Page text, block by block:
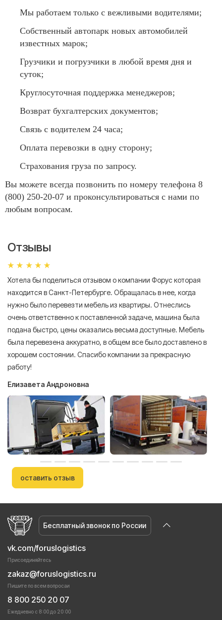
Мы работаем только с вежливыми водителями;
Собственный автопарк новых автомобилей
известных марок;
Грузчики и погрузчики в любой время дня и
суток;
Круглосуточная поддержка менеджеров;
Возврат бухгалтерских документов;
Связь с водителем 24 часа;
Оплата перевозки в одну сторону;
Страхования груза по запросу.
Вы можете всегда позвонить по номеру телефона 8
(800) 250-20-07 и проконсультироваться с нами по
любым вопросам.
Отзывы
Хотела бы поделиться отзывом о компании Форус которая
находится в Санкт-Петербурге. Обращалась в нее, когда
нужно было перевезти мебель из квартиры. Отнеслись
очень ответственно к поставленной задаче, машина была
подана быстро, цены оказались весьма доступные. Мебель
была перевезена аккуратно, в общем все было доставлено в
хорошем состоянии. Спасибо компании за прекрасную
работу!
Елизавета Андроновна
оставить отзыв
Бесплатный звонок по России
vk.com/foruslogistics
Присоединяйтесь
zakaz@foruslogistics.ru
Пишите по всем вопросаи
8 800 250 20 07
Ежедневно с 8:00 до 20:00